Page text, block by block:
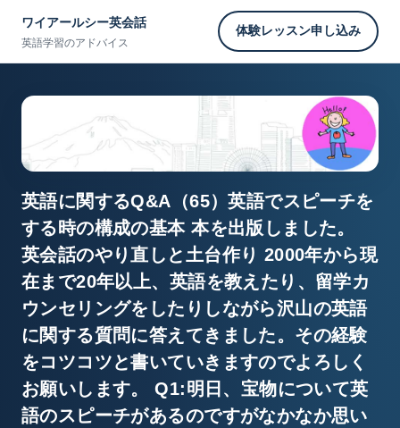
ワイアールシー英会話
英語学習のアドバイス
体験レッスン申し込み
英語に関するQ&A（65）英語でスピーチを
する時の構成の基本 本を出版しました。
英会話のやり直しと土台作り 2000年から現
在まで20年以上、英語を教えたり、留学カ
ウンセリングをしたりしながら沢山の英語
に関する質問に答えてきました。その経験
をコツコツと書いていきますのでよろしく
お願いします。 Q1:明日、宝物について英
語のスピーチがあるのですがなかなか思い